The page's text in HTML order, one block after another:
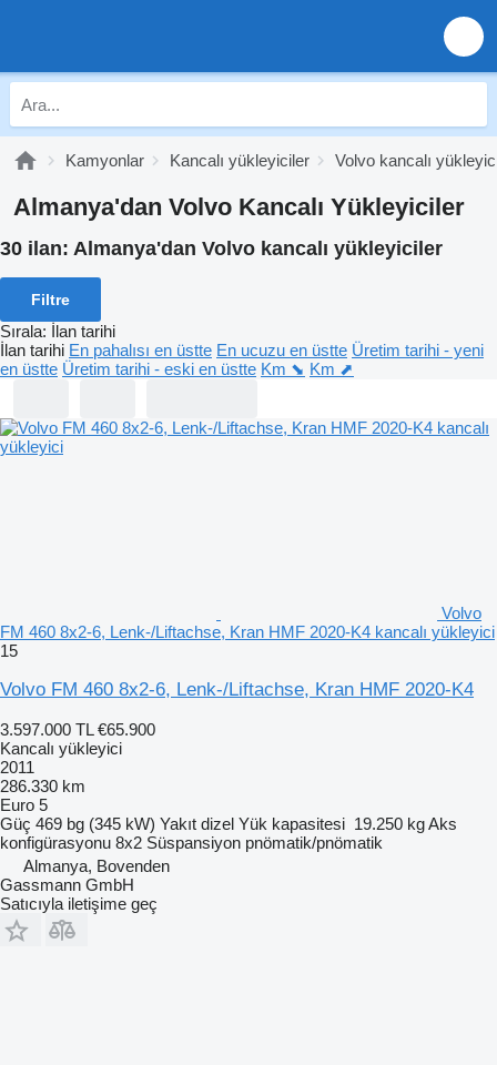
Kamyonlar Kancalı yükleyiciler Volvo kancalı
Almanya'dan Volvo Kancalı Yükleyiciler
30 ilan: Almanya'dan Volvo kancalı yükleyiciler
Filtre
Sırala: İlan tarihi
İlan tarihi En pahalısı en üstte En ucuzu en üstte Üretim tarihi - yeni
en üstte Üretim tarihi - eski en üstte Km ⬊ Km ⬈
Volvo
FM 460 8x2-6, Lenk-/Liftachse, Kran HMF 2020-K4 kancalı yükleyici
15
Volvo FM 460 8x2-6, Lenk-/Liftachse, Kran HMF 2020-K4
3.597.000 TL €65.900
Kancalı yükleyici
2011
286.330 km
Euro 5
Güç 469 bg (345 kW) Yakıt dizel Yük kapasitesi 19.250 kgAks
konfigürasyonu 8x2 Süspansiyon pnömatik/pnömatik
Almanya, Bovenden
Gassmann GmbH
Satıcıyla iletişime geç